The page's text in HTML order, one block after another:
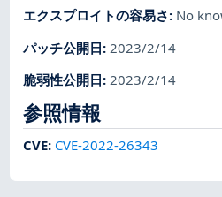
エクスプロイトの容易さ: No
パッチ公開日: 2023/2/14
脆弱性公開日:2023/2/14
参照情報
CVE: CVE-2022-26343